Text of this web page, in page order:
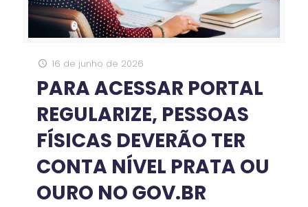
16 de junho de 2026
PARA ACESSAR PORTAL
REGULARIZE, PESSOAS
FÍSICAS DEVERÃO TER
CONTA NÍVEL PRATA OU
OURO NO GOV.BR